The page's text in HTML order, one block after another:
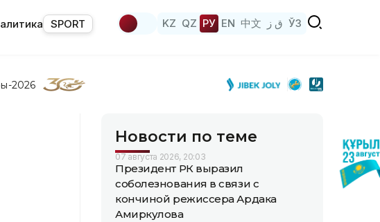
SPORT KZ QZ РУ EN 中文 ق ز ЎЗ
2026
Новости по теме
07 августа 2026, 20:03
Президент РК выразил
соболезнования в связи с
кончиной режиссера Ардака
Амиркулова